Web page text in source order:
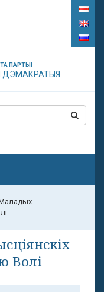
ПАРТЫІ
ДЭМАКРАТЫЯ
Волі